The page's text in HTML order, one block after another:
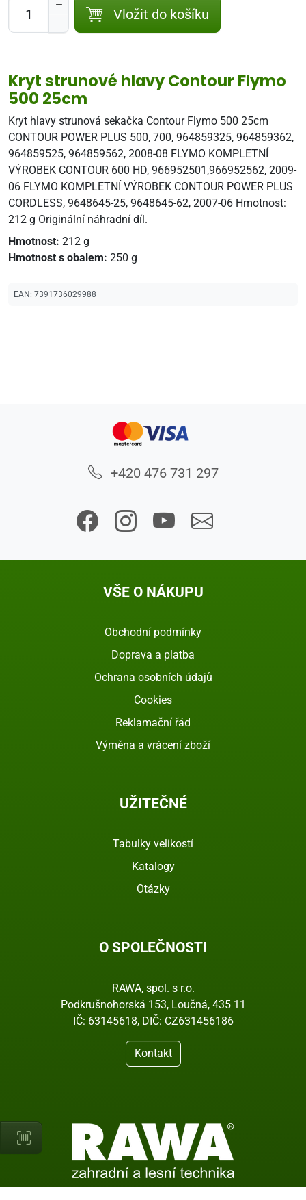
Vložit do košíku
Kryt strunové hlavy Contour Flymo
500 25cm
Kryt hlavy strunová sekačka Contour Flymo 500 25cm
CONTOUR POWER PLUS 500, 700, 964859325, 964859362,
964859525, 964859562, 2008-08 FLYMO KOMPLETNÍ
VÝROBEK CONTOUR 600 HD, 966952501,966952562, 2009-
06 FLYMO KOMPLETNÍ VÝROBEK CONTOUR POWER PLUS
CORDLESS, 9648645-25, 9648645-62, 2007-06 Hmotnost:
212 g Originální náhradní díl.
Hmotnost: 212 g
Hmotnost s obalem: 250 g
EAN: 7391736029988
+420 476 731 297
VŠE O NÁKUPU
Obchodní podmínky
Doprava a platba
Ochrana osobních údajů
Cookies
Reklamační řád
Výměna a vrácení zboží
UŽITEČNÉ
Tabulky velikostí
Katalogy
Otázky
O SPOLEČNOSTI
RAWA, spol. s r.o.
Podkrušnohorská 153, Loučná, 435 11
IČ: 63145618, DIČ: CZ631456186
Kontakt